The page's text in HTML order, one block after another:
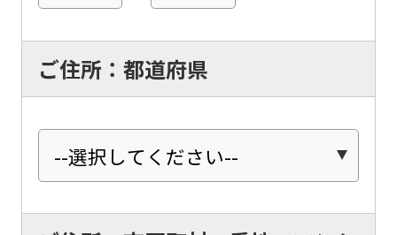
ご住所：都道府県